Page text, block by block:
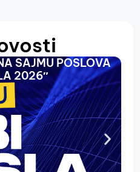
SAJMU POSLOVA
2026″